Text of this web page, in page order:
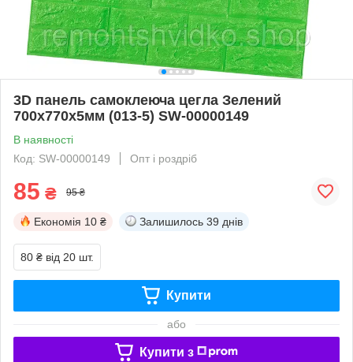
3D панель самоклеюча цегла Зелений
700х770х5мм (013-5) SW-00000149
В наявності
Код: SW-00000149
Опт і роздріб
85 ₴ 95 ₴
Економія 10 ₴ Залишилось 39 днів
80 ₴ від 20 шт.
Купити
або
Купити з